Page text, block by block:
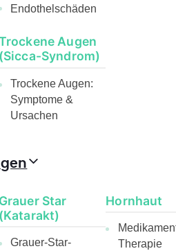
Endothelschäden
Augen
(Sicca-Syndrom)
Trockene Augen:
Symptome &
Ursachen
Grauer Star
(Katarakt)
Grauer-Star-
Hornhaut
Therapie